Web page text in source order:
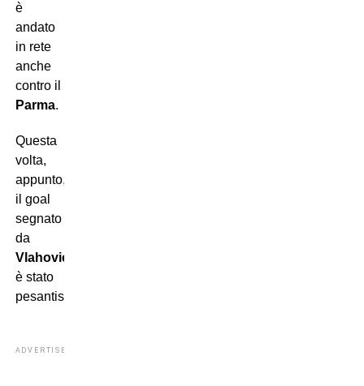
è
andato
in rete
anche
contro il
Parma.
Questa
volta,
appunto,
il goal
segnato
da
Vlahovic
è stato
pesantissimo.
ADVERTISEMENT